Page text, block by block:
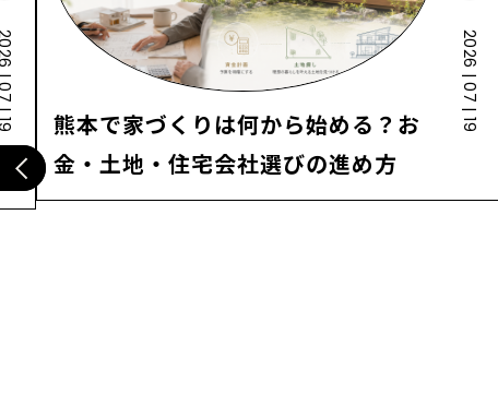
| 19
熊本で家づくりは何から始める？お
金・土地・住宅会社選びの進め方
2026 | 07 | 19